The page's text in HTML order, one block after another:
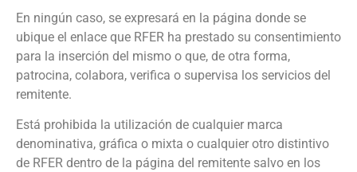
En ningún caso, se expresará en la página donde se
ubique el enlace que RFER ha prestado su consentimiento
para la inserción del mismo o que, de otra forma,
patrocina, colabora, verifica o supervisa los servicios del
remitente.
Está prohibida la utilización de cualquier marca
denominativa, gráfica o mixta o cualquier otro distintivo
de RFER dentro de la página del remitente salvo en los